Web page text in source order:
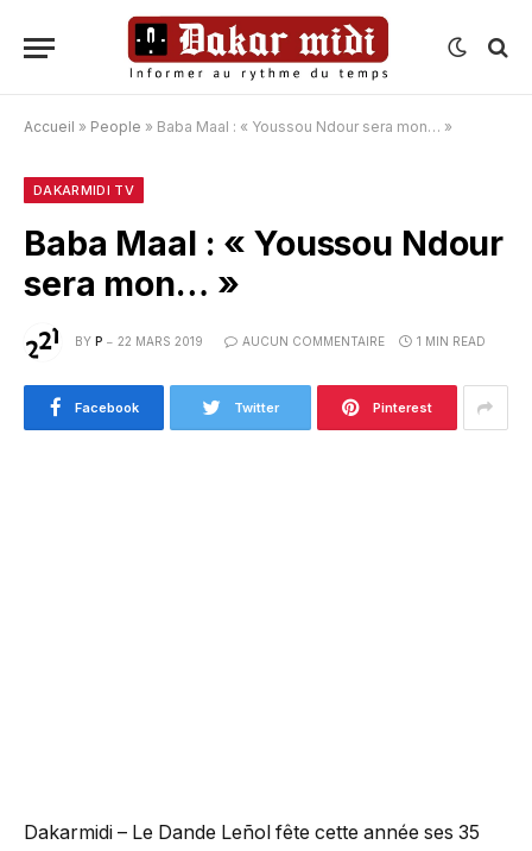
Accueil » People » Baba Maal : « Youssou Ndour sera mon… »
DAKARMIDI TV
Baba Maal : « Youssou Ndour
sera mon… »
BY P 22 MARS 2019 AUCUN COMMENTAIRE 1 MIN READ
Facebook Twitter Pinterest
Dakarmidi – Le Dande Leñol fête cette année ses 35